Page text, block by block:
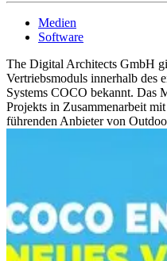
Medien
Software
The Digital Architects GmbH
Vertriebsmoduls innerhalb des
Systems COCO bekannt. Das
Projekts in Zusammenarbeit
führenden Anbieter von